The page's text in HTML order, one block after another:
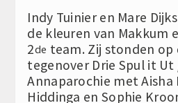
Indy Tuinier en Mare
de kleuren van Makkum
2de team. Zij stonden op
tegenover Drie Spul it
Annaparochie met Aisha
Hiddinga en Sophie